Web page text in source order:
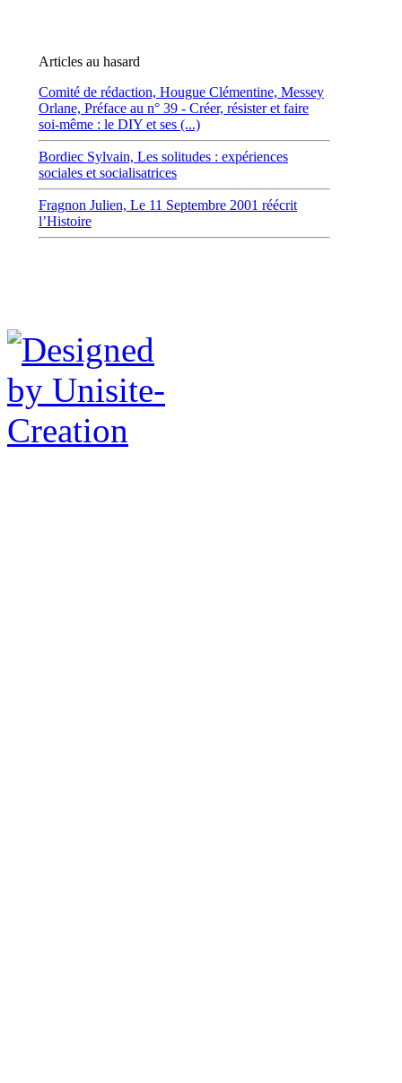
Articles au hasard
Comité de rédaction, Hougue Clémentine, Messey
Orlane, Préface au n° 39 - Créer, résister et faire
soi-même : le DIY et ses (...)
Bordiec Sylvain, Les solitudes : expériences
sociales et socialisatrices
Fragnon Julien, Le 11 Septembre 2001 réécrit
l’Histoire